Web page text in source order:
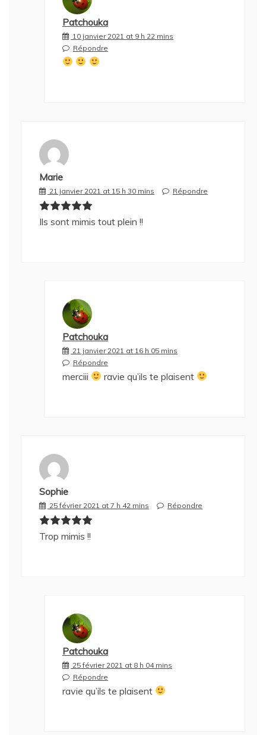
Patchouka
10 janvier 2021 at 9 h 22 mins
Répondre
Marie
21 janvier 2021 at 15 h 30 mins Répondre
Ils sont mimis tout plein !!
Patchouka
21 janvier 2021 at 16 h 05 mins
Répondre
merciii ravie qu’ils te plaisent
Sophie
25 février 2021 at 7 h 42 mins Répondre
Trop mimis !!
Patchouka
25 février 2021 at 8 h 04 mins
Répondre
ravie qu’ils te plaisent